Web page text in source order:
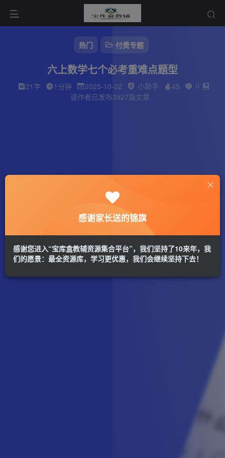
热门 付费专题
六上数学七个必考重难点题型
21字 1分钟 2025-10-02 小助手 45
0
该作者已发布3927篇文章
感谢家长送的锦旗
感谢您进入“宝库盒教辅资源集合平台”，我们坚持了10来年，我
们的愿景：最全资源库，学习更优惠，我们会继续坚持下去！